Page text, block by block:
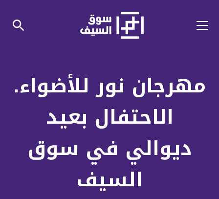
مهرجان نور للأضواء.
الاحتفال بعيد
ديوالي في سوق
السيف